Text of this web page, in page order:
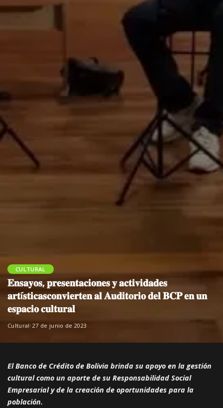
CULTURAL
𝐄𝐧𝐬𝐚𝐲𝐨𝐬, 𝐩𝐫𝐞𝐬𝐞𝐧𝐭𝐚𝐜𝐢𝐨𝐧𝐞𝐬 𝐲 𝐚𝐜𝐭𝐢𝐯𝐢𝐝𝐚𝐝𝐞𝐬
𝐚𝐫𝐭í𝐬𝐭𝐢𝐜𝐚𝐬𝐜𝐨𝐧𝐯𝐢𝐞𝐫𝐭𝐞𝐧 𝐚𝐥 𝐀𝐮𝐝𝐢𝐭𝐨𝐫𝐢𝐨 𝐝𝐞𝐥 𝐁𝐂𝐏 𝐞𝐧 𝐮𝐧
𝐞𝐬𝐩𝐚𝐜𝐢𝐨 𝐜𝐮𝐥𝐭𝐮𝐫𝐚𝐥
Cultural 27 de junio de 2023
El Banco de Crédito de Bolivia brinda su apoyo en la gestión
cultural como un aporte de su Responsabilidad Social
Empresarial y de la creación de oportunidades para la
población.